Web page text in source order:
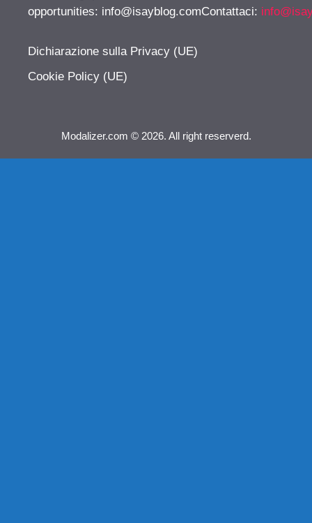
opportunities: info@isayblog.comContattaci:
Dichiarazione sulla Privacy (UE)
Cookie Policy (UE)
Modalizer.com © 2026. All right reserverd.